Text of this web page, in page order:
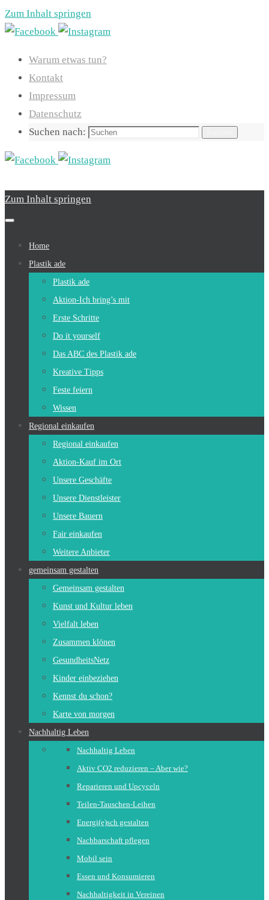
Zum Inhalt springen
Warum etwas tun?
Kontakt
Impressum
Datenschutz
Suchen nach:
Zum Inhalt springen
Home
Plastik ade
Plastik ade
Aktion-Ich bring’s mit
Erste Schritte
Do it yourself
Das ABC des Plastik ade
Kreative Tipps
Feste feiern
Wissen
Regional einkaufen
Regional einkaufen
Aktion-Kauf im Ort
Unsere Geschäfte
Unsere Dienstleister
Unsere Bauern
Fair einkaufen
Weitere Anbieter
gemeinsam gestalten
Gemeinsam gestalten
Kunst und Kultur leben
Vielfalt leben
Zusammen klönen
GesundheitsNetz
Kinder einbeziehen
Kennst du schon?
Karte von morgen
Nachhaltig Leben
Nachhaltig Leben
Aktiv CO2 reduzieren – Aber wie?
Reparieren und Upcyceln
Teilen-Tauschen-Leihen
Energi(e)sch gestalten
Nachbarschaft pflegen
Mobil sein
Essen und Konsumieren
Nachhaltigkeit in Vereinen